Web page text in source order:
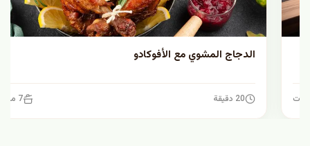
الدجاج المشوي مع الأفوكادو